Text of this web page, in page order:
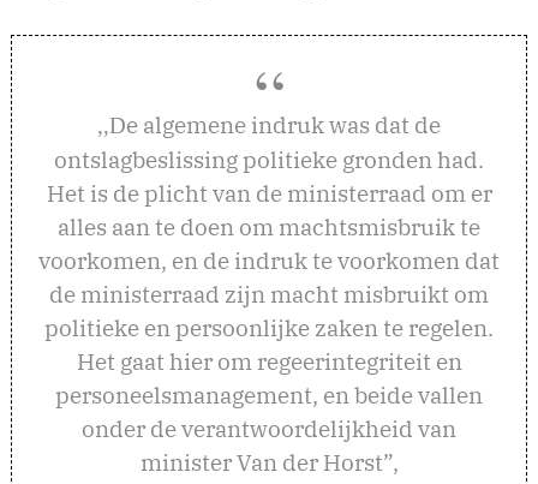
,,De algemene indruk was dat de
ontslagbeslissing politieke gronden had.
Het is de plicht van de ministerraad om er
alles aan te doen om machtsmisbruik te
voorkomen, en de indruk te voorkomen dat
de ministerraad zijn macht misbruikt om
politieke en persoonlijke zaken te regelen.
Het gaat hier om regeerintegriteit en
personeelsmanagement, en beide vallen
onder de verantwoordelijkheid van
minister Van der Horst”,